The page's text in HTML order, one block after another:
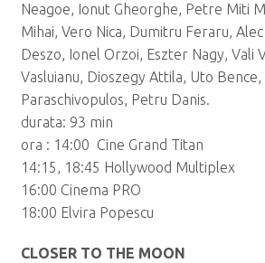
Neagoe, Ionut Gheorghe, Petre Miti
Mihai, Vero Nica, Dumitru Feraru,
Deszo, Ionel Orzoi, Eszter Nagy, Vali
Vasluianu, Dioszegy Attila, Uto
Paraschivopulos, Petru Danis.
durata: 93 min
ora : 14:00 Cine Grand Titan
14:15, 18:45 Hollywood Multiplex
16:00 Cinema PRO
18:00 Elvira Popescu
CLOSER TO THE MOON